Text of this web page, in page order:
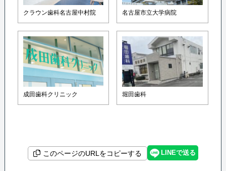
クラウン歯科名古屋中村院 名古屋市立大学病院
成田歯科クリニック 堀田歯科
このページのURLをコピーする LINEで送る